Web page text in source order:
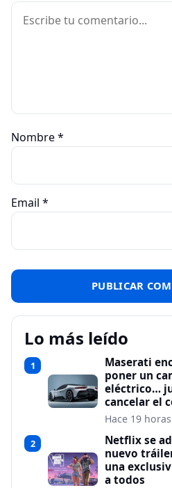
Comentario
Nombre*
Email *
Lo más leído
1
Maserati
poner un
eléctrico…
cancelar el
Hace 19 horas
2
Netflix se
nuevo
una
a todos